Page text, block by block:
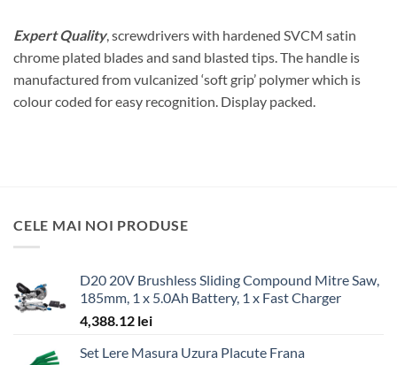
Expert Quality, screwdrivers with hardened SVCM satin
chrome plated blades and sand blasted tips. The handle is
manufactured from vulcanized ‘soft grip’ polymer which is
colour coded for easy recognition. Display packed.
CELE MAI NOI PRODUSE
D20 20V Brushless Sliding Compound Mitre Saw,
185mm, 1 x 5.0Ah Battery, 1 x Fast Charger
4,388.12 lei
Set Lere Masura Uzura Placute Frana